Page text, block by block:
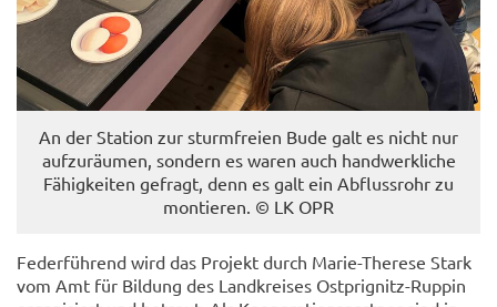
An der Sta­ti­on zur sturm­frei­en Bude galt es nicht nur
auf­zu­räu­men, son­dern es waren auch hand­werk­li­che
Fä­hig­kei­ten ge­fragt, denn es galt ein Ab­fluss­rohr zu
mon­tie­ren. © LK OPR
Fe­der­füh­rend wird das Pro­jekt durch Marie-​Therese Stark
vom Amt für Bil­dung des Land­krei­ses Ostprignitz-​Ruppin